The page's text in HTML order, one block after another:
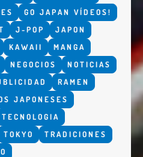
GO JAPAN VÍDEOS!
J-POP
JAPON
KAWAII
MANGA
NEGOCIOS
NOTICIAS
RAMEN
JAPONESES
TECNOLOGIA
TOKYO
TRADICIONES